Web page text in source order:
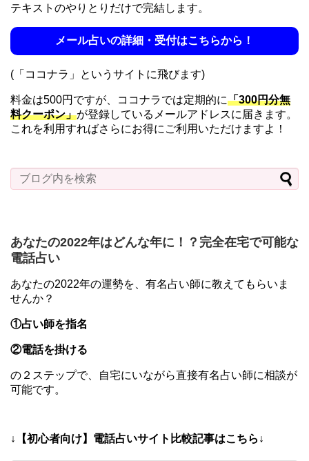
テキストのやりとりだけで完結します。
メール占いの詳細・受付はこちらから！
(「ココナラ」というサイトに飛びます)
料金は500円ですが、ココナラでは定期的に「300円分無
料クーポン」が登録しているメールアドレスに届きます。
これを利用すればさらにお得にご利用いただけますよ！
あなたの2022年はどんな年に！？完全在宅で可能な
電話占い
あなたの2022年の運勢を、有名占い師に教えてもらいま
せんか？
①占い師を指名
②電話を掛ける
の２ステップで、自宅にいながら直接有名占い師に相談が
可能です。
↓【初心者向け】電話占いサイト比較記事はこちら↓